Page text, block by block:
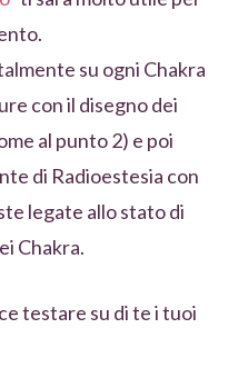
su ogni Chakra
con il disegno dei
al punto 2) e poi
di Radioestesia con
legate allo stato di
Chakra.
testare su di te i tuoi